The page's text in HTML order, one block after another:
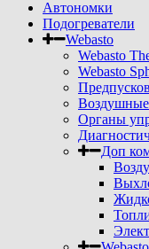
Автономки
Подогреватели
Webasto
Webasto
Webasto
Воздушные
Органы
Доп